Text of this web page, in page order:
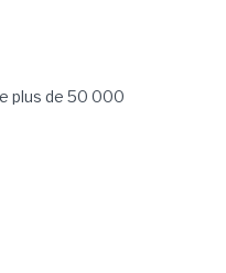
plus de 50 000